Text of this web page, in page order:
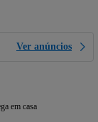
Ver anúncios
em casa